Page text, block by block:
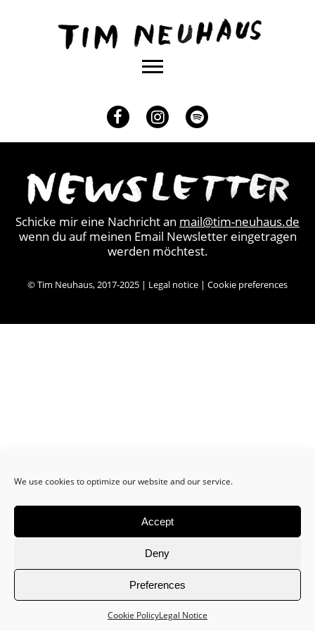
We use cookies to optimize our website and our service.
Accept
Deny
Preferences
Cookie PolicyLegal Notice
TIM
NEUHAUS
FacebookInstagram
Spotify
Schicke mir eine Nachricht an mail@tim-neuhaus.de
wenn du auf meinen Email Newsletter eingetragen
werden möchtest.
© Tim Neuhaus, 2017-2025 | Legal notice | Cookie preferences